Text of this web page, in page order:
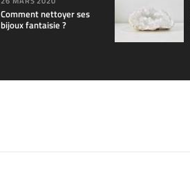
Comment nettoyer ses
bijoux fantaisie ?